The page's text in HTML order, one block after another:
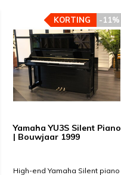
Yamaha YU3S Silent Piano
| Bouwjaar 1999
High-end Yamaha Silent piano
-11%
KORTING -11%
KORTING